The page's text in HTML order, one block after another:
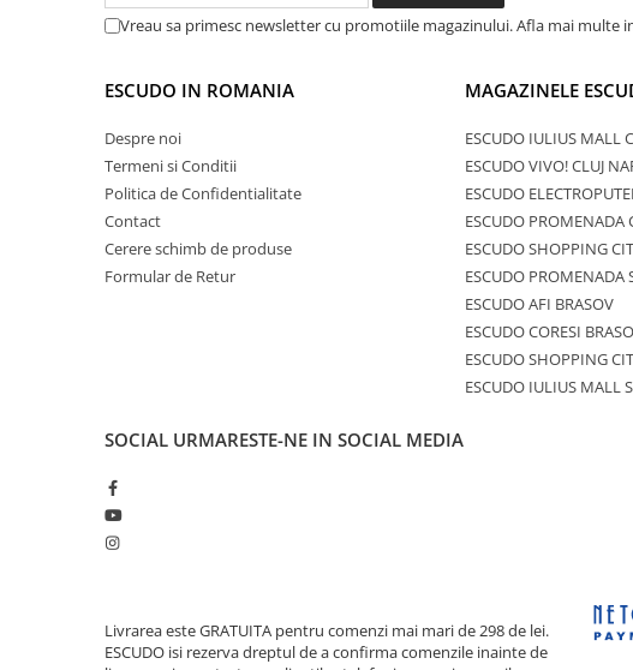
Vreau sa primesc newsletter cu promotiile magazinului. Afla mai multe
ESCUDO IN ROMANIA
Despre noi
Termeni si Conditii
Politica de Confidentialitate
Contact
Cerere schimb de produse
Formular de Retur
MAGAZINELE
ESCUDO IULIUS MALL
ESCUDO VIVO! CLUJ
ESCUDO
ESCUDO PROMENADA
ESCUDO SHOPPING
ESCUDO PROMENADA
ESCUDO AFI BRASOV
ESCUDO CORESI
ESCUDO SHOPPING
ESCUDO IULIUS MALL
SOCIAL URMARESTE-NE IN SOCIAL MEDIA
Livrarea este GRATUITA pentru comenzi mai mari de 298 de lei.
ESCUDO isi rezerva dreptul de a confirma comenzile inainte de